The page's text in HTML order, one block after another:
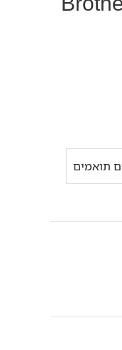
תואמים